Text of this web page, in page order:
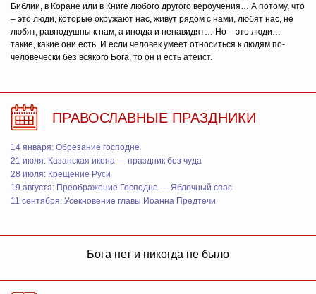
Библии, в Коране или в Книге любого другого вероучения… А потому, что
– это люди, которые окружают нас, живут рядом с нами, любят нас, не
любят, равнодушны к нам, а иногда и ненавидят… Но – это люди…
такие, какие они есть. И если человек умеет относиться к людям по-
человечески без всякого Бога, то он и есть атеист.
ПРАВОСЛАВНЫЕ ПРАЗДНИКИ
14 января: Обрезание господне
21 июля: Казанская икона — праздник без чуда
28 июля: Крещение Руси
19 августа: Преображение Господне — Яблочный спас
11 сентября: Усекновение главы Иоанна Предтечи
Бога нет и никогда не было